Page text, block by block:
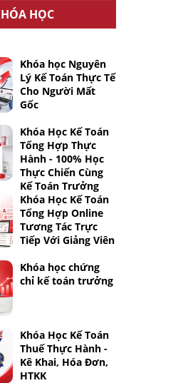
HỌC
Khóa học Nguyên
Lý Kế Toán Thực Tế
Cho Người Mất
Gốc
Khóa Học Kế Toán
Tổng Hợp Thực
Hành - 100% Học
Thực Chiến Cùng
Kế Toán Trưởng
Khóa Học Kế Toán
Tổng Hợp Online
Tương Tác Trực
Tiếp Với Giảng Viên
Khóa học chứng
chỉ kế toán trưởng
Khóa Học Kế Toán
Thuế Thực Hành -
Kê Khai, Hóa Đơn,
HTKK